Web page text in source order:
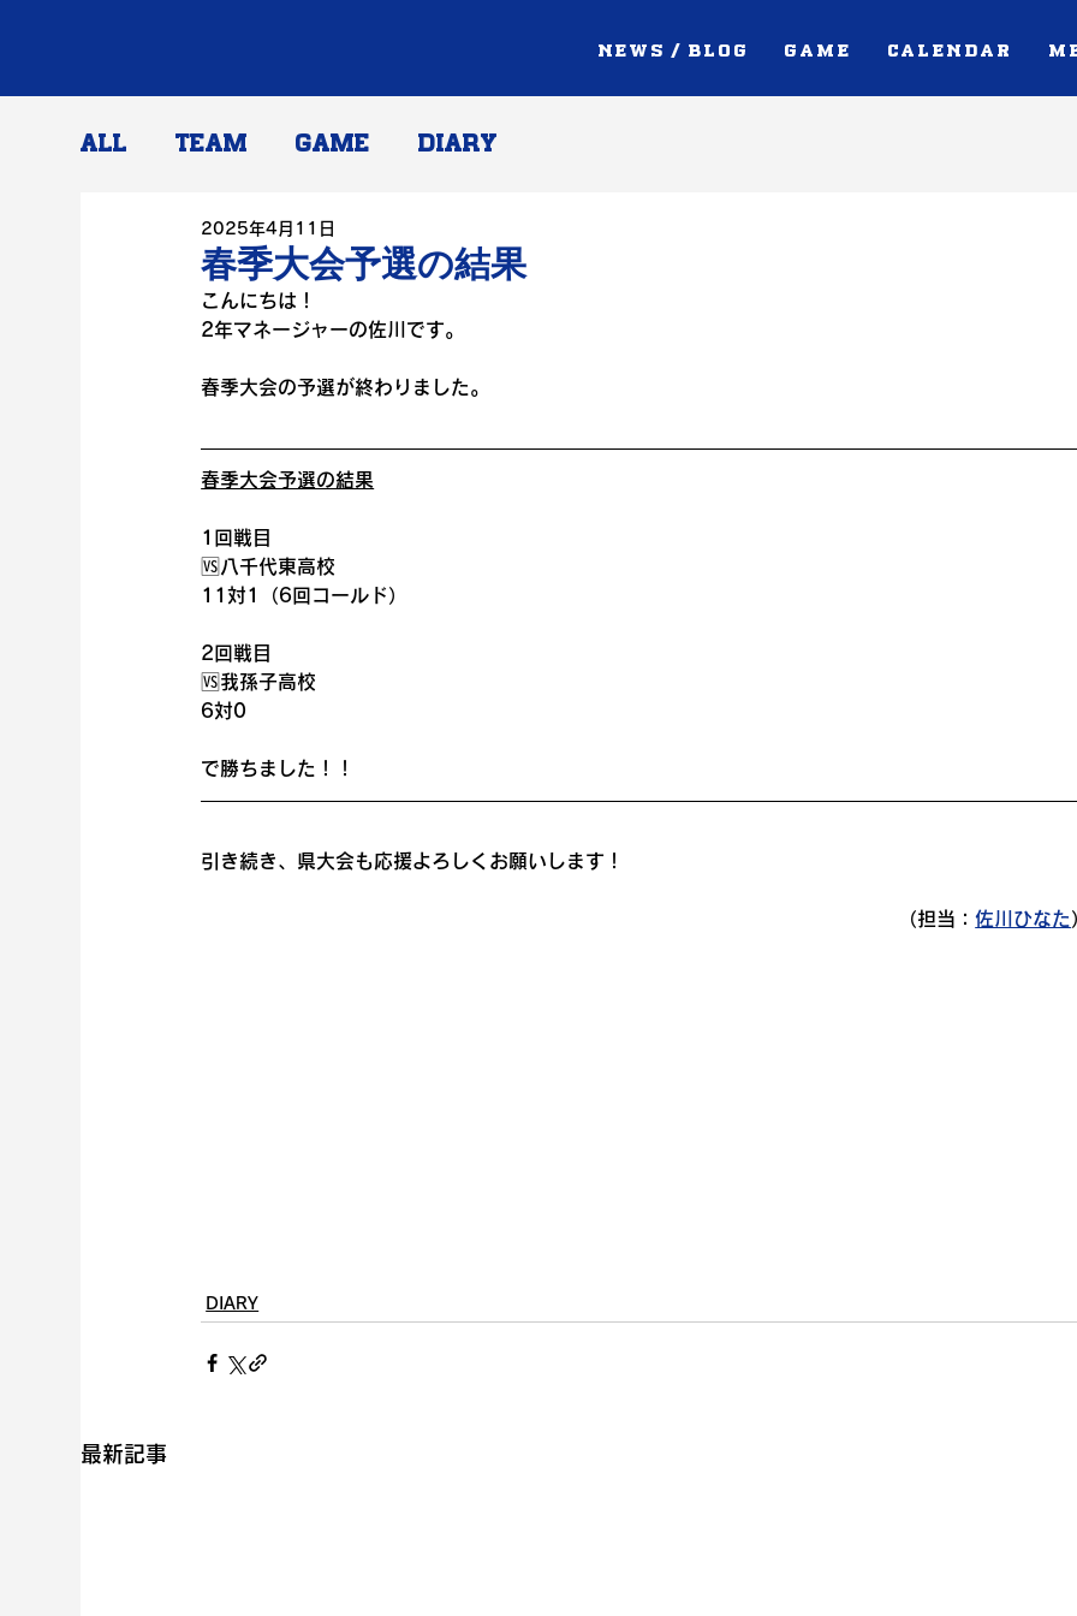
NEWS / BLOG GAME CALENDAR
ALL TEAM GAME DIARY
春季大会予選の結果
2025年4月11日
こんにちは！
2年マネージャーの佐川です。
春季大会の予選が終わりました。
春季大会予選の結果
1回戦目
🆚八千代東高校
11対1（6回コールド）
2回戦目
🆚我孫子高校
6対0
で勝ちました！！
引き続き、県大会も応援よろしくお願いします！
（担当：佐川ひなた
DIARY
最新記事